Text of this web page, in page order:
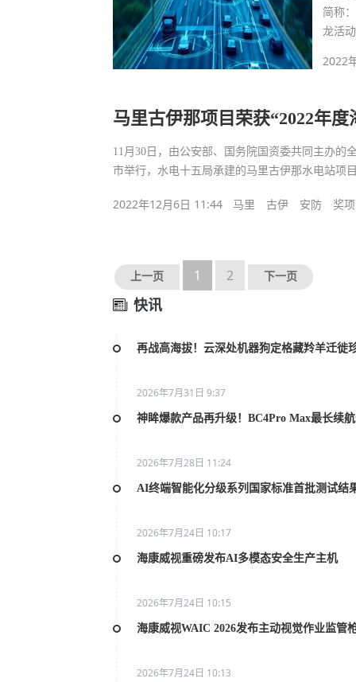
简称
龙活
2022
马里古伊那项目荣获“2022年
11月30日，由公安部、国务院国资委共同主办的
市举行，水电十五局承建的马里古伊那水电站项
2022年12月6日 11:44 马里 古伊 安防 奖项
上一页 1 2 下一页
快讯
再战高海拔！云深处机器狗定格藏羚羊迁徙
2026年7月31日 9:37
神眸爆款产品再升级！BC4Pro Max最长续
2026年7月28日 11:24
AI终端智能化分级系列国家标准首批测试结
2026年7月24日 10:17
海康威视重磅发布AI多模态安全生产主机
2026年7月24日 10:15
海康威视WAIC 2026发布主动视觉作业监管
2026年7月24日 10:13